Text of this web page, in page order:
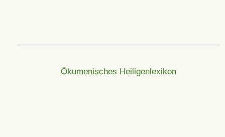
Ökumenisches Heiligenlexikon